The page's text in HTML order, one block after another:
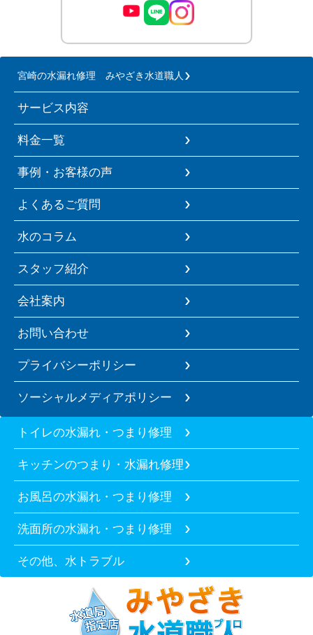
宮崎の水漏れ修理 みやざき水道職人
サービス内容
料金一覧
事例・お客様の声
よくあるご質問
水のコラム
スタッフ紹介
会社案内
お問い合わせ
プライバシーポリシー
ソーシャルメディアポリシー
トイレの水漏れ・つまり修理
キッチンのつまり・水漏れ修理
お風呂の水漏れ・つまり修理
洗面所の水漏れ・つまり修理
その他、水トラブル